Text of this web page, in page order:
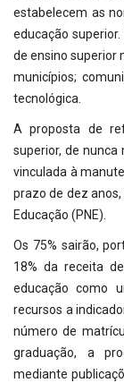
estabelecem as
educação
de ensino superior
municípios;
tecnológica.
A proposta de
superior, de
vinculada à
prazo de dez
Educação (PNE).
Os 75% sairão,
18% da receita
educação como
recursos a
número de
graduação, a
mediante